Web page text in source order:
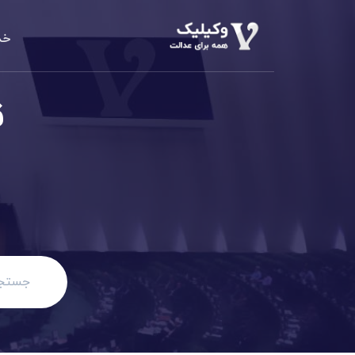
دعاوی
الزام به
مهریه،
مطالبه
دعاوی
دعاوی
مطالبه